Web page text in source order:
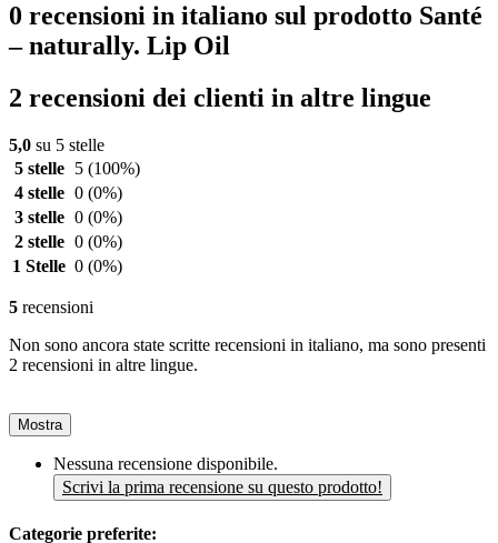
0 recensioni in italiano sul prodotto Santé
– naturally. Lip Oil
2 recensioni dei clienti in altre lingue
5,0 su 5 stelle
5 stelle
5 (100%)
4 stelle 0 (0%)
3 stelle 0 (0%)
2 stelle 0 (0%)
1 Stelle 0 (0%)
5 recensioni
Non sono ancora state scritte recensioni in italiano, ma sono presenti
2 recensioni in altre lingue.
Mostra
Nessuna recensione disponibile.
Scrivi la prima recensione su questo prodotto!
Categorie preferite: